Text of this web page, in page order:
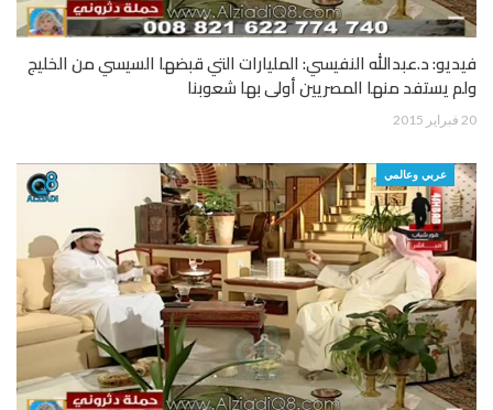
فيديو: د.عبدالله النفيسي: المليارات التي قبضها السيسي من الخليج
ولم يستفد منها المصريين أولى بها شعوبنا
20 فبراير 2015
عربي وعالمي